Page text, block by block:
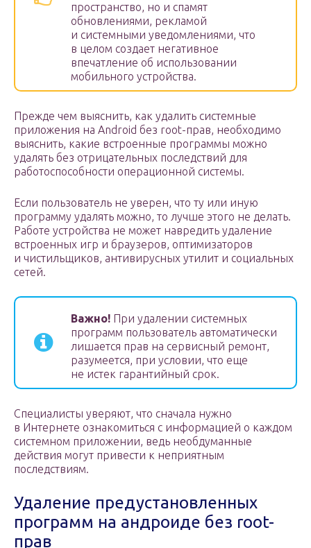
пространство, но и спамят
обновлениями, рекламой
и системными уведомлениями, что
в целом создает негативное
впечатление об использовании
мобильного устройства.
Прежде чем выяснить, как удалить системные
приложения на Android без root-прав, необходимо
выяснить, какие встроенные программы можно
удалять без отрицательных последствий для
работоспособности операционной системы.
Если пользователь не уверен, что ту или иную
программу удалять можно, то лучше этого не делать.
Работе устройства не может навредить удаление
встроенных игр и браузеров, оптимизаторов
и чистильщиков, антивирусных утилит и социальных
сетей.
Важно! При удалении системных
программ пользователь автоматически
лишается прав на сервисный ремонт,
разумеется, при условии, что еще
не истек гарантийный срок.
Специалисты уверяют, что сначала нужно
в Интернете ознакомиться с информацией о каждом
системном приложении, ведь необдуманные
действия могут привести к неприятным
последствиям.
Удаление предустановленных
программ на андроиде без root-
прав